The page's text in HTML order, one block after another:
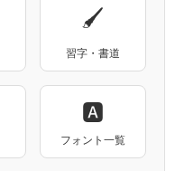
🖌
習字・書道
🅰
フォント一覧